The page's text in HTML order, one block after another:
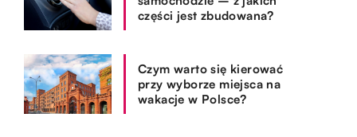
części jest zbudowana?
Czym warto się kierować
przy wyborze miejsca na
wakacje w Polsce?